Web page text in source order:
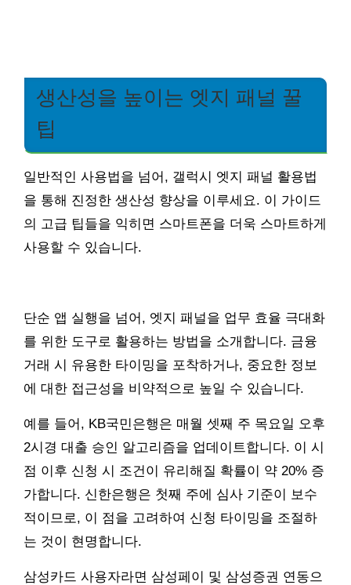
생산성을 높이는 엣지 패널 꿀
팁
일반적인 사용법을 넘어, 갤럭시 엣지 패널 활용법
을 통해 진정한 생산성 향상을 이루세요. 이 가이드
의 고급 팁들을 익히면 스마트폰을 더욱 스마트하게
사용할 수 있습니다.
단순 앱 실행을 넘어, 엣지 패널을 업무 효율 극대화
를 위한 도구로 활용하는 방법을 소개합니다. 금융
거래 시 유용한 타이밍을 포착하거나, 중요한 정보
에 대한 접근성을 비약적으로 높일 수 있습니다.
예를 들어, KB국민은행은 매월 셋째 주 목요일 오후
2시경 대출 승인 알고리즘을 업데이트합니다. 이 시
점 이후 신청 시 조건이 유리해질 확률이 약 20% 증
가합니다. 신한은행은 첫째 주에 심사 기준이 보수
적이므로, 이 점을 고려하여 신청 타이밍을 조절하
는 것이 현명합니다.
삼성카드 사용자라면 삼성페이 및 삼성증권 연동으